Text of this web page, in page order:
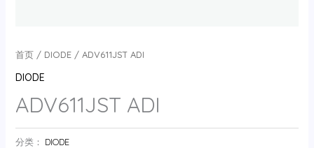
首页/ DIODE/ ADV611JST ADI
DIODE
ADV611JST ADI
分类： DIODE